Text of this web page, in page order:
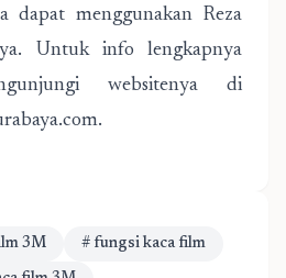
dapat menggunakan Reza
Untuk info lengkapnya
websitenya di
3M # fungsi kaca film